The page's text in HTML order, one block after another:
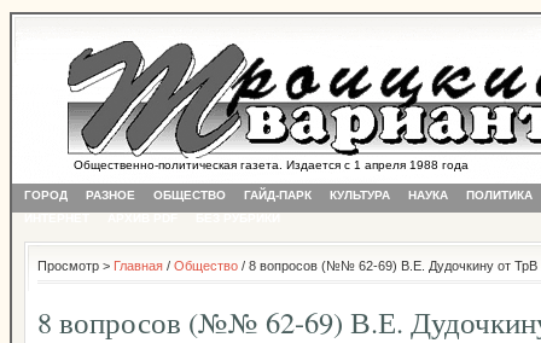
Общественно-политическая газета. Издается с 1 апреля 1988 года
ГОРОД РАЗНОЕ ОБЩЕСТВО ГАЙД-ПАРК КУЛЬТУРА НАУКА
ПОЛИТИКА
Просмотр > Главная / Общество / 8 вопросов (№№ 62-69) В.Е. Дудочкину от ТрВ
8 вопросов (№№ 62-69) В.Е.